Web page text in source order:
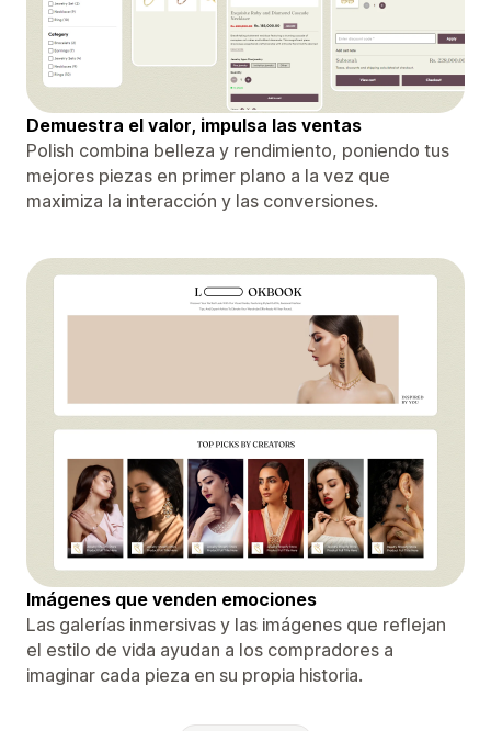
Demuestra el valor, impulsa las ventas
Polish combina belleza y rendimiento, poniendo tus
mejores piezas en primer plano a la vez que
maximiza la interacción y las conversiones.
Imágenes que venden emociones
Las galerías inmersivas y las imágenes que reflejan
el estilo de vida ayudan a los compradores a
imaginar cada pieza en su propia historia.